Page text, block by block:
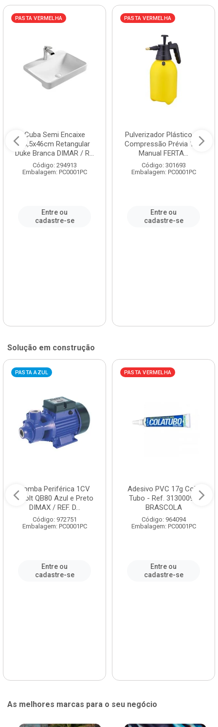
PASTA VERMELHA
Cuba Semi Encaixe
58,5x46cm Retangular
Duke Branca DIMAR / R...
Código: 294913
Embalagem: PC0001PC
Entre ou
cadastre-se
PASTA VERMELHA
Pulverizador Plástico de
Compressão Prévia 1,5L
Manual FERTA...
Código: 301693
Embalagem: PC0001PC
Entre ou
cadastre-se
Solução em construção
PASTA AZUL
Bomba Periférica 1CV
Bivolt QB80 Azul e Preto
DIMAX / REF. D...
Código: 972751
Embalagem: PC0001PC
Entre ou
cadastre-se
PASTA VERMELHA
Adesivo PVC 17g Cola
Tubo - Ref. 3130009 -
BRASCOLA
Código: 964094
Embalagem: PC0001PC
Entre ou
cadastre-se
As melhores marcas para o seu negócio